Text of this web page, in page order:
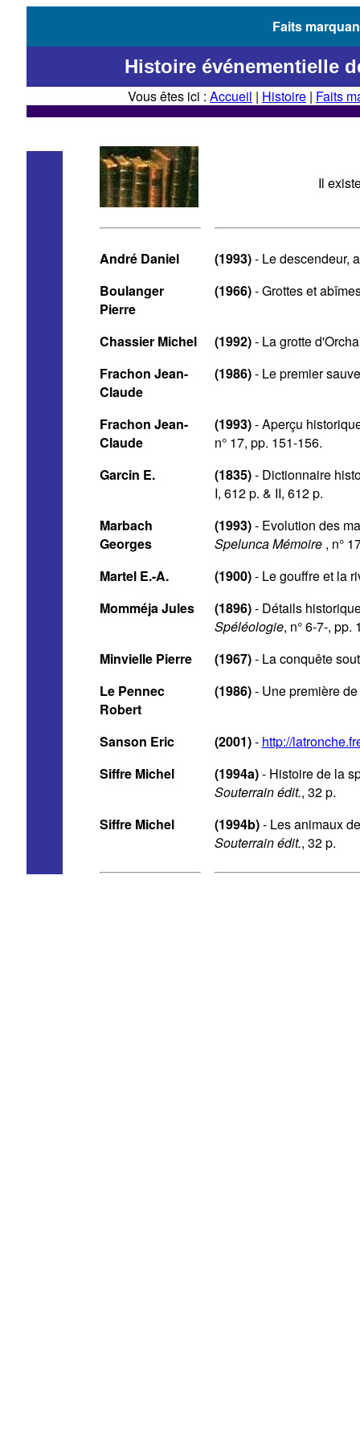
Faits
Histoire événementielle
Vous êtes ici : Accueil | Histoire | Faits
Il
André Daniel (1993)- Le descendeur,
Boulanger
Pierre
(1966)- Grottes et
Chassier Michel (1992)- La grotte
Frachon Jean-
Claude
(1986)- Le premier
Frachon Jean-
Claude
(1993)- Aperçu
n° 17, pp. 151-156.
Garcin E.
(1835)- Dictionnaire
I, 612 p. & II, 612 p.
Marbach
Georges
(1993)- Evolution des
Spelunca Mémoire, n°
Martel E.-A.
(1900)- Le gouffre et la
Momméja Jules
(1896)- Détails
Spéléologie, n° 6-7-, pp.
Minvielle Pierre
(1967)- La conquête
Le Pennec
Robert
(1986)- Une première
Sanson Eric (2001)- http://
Siffre Michel
(1994a)- Histoire de la
Souterrain édit., 32 p.
Siffre Michel
(1994b)- Les animaux
Souterrain édit., 32 p.